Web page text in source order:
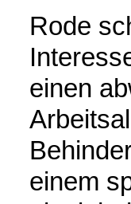
Rode
einen
einem